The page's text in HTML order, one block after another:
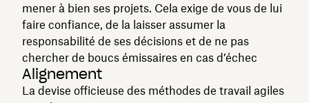
mener à bien ses projets. Cela exige de vous de lui
faire confiance, de la laisser assumer la
responsabilité de ses décisions et de ne pas
chercher de boucs émissaires en cas d’échec
Alignement
La devise officieuse des méthodes de travail agiles